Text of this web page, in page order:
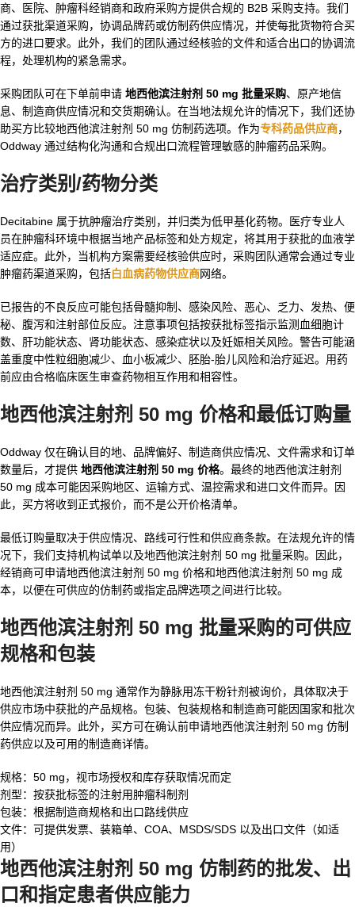
商、医院、肿瘤科经销商和政府采购方提供合规的 B2B 采购支持。我们
通过获批渠道采购，协调品牌药或仿制药供应情况，并使每批货物符合买
方的进口要求。此外，我们的团队通过经核验的文件和适合出口的协调流
程，处理机构的紧急需求。
采购团队可在下单前申请 地西他滨注射剂 50 mg 批量采购、原产地信
息、制造商供应情况和交货期确认。在当地法规允许的情况下，我们还协
助买方比较地西他滨注射剂 50 mg 仿制药选项。作为专科药品供应商，
Oddway 通过结构化沟通和合规出口流程管理敏感的肿瘤药品采购。
治疗类别/药物分类
Decitabine 属于抗肿瘤治疗类别，并归类为低甲基化药物。医疗专业人
员在肿瘤科环境中根据当地产品标签和处方规定，将其用于获批的血液学
适应症。此外，当机构方案需要经核验供应时，采购团队通常会通过专业
肿瘤药渠道采购，包括白血病药物供应商网络。
已报告的不良反应可能包括骨髓抑制、感染风险、恶心、乏力、发热、便
秘、腹泻和注射部位反应。注意事项包括按获批标签指示监测血细胞计
数、肝功能状态、肾功能状态、感染症状以及妊娠相关风险。警告可能涵
盖重度中性粒细胞减少、血小板减少、胚胎-胎儿风险和治疗延迟。用药
前应由合格临床医生审查药物相互作用和相容性。
地西他滨注射剂 50 mg 价格和最低订购量
Oddway 仅在确认目的地、品牌偏好、制造商供应情况、文件需求和订单
数量后，才提供 地西他滨注射剂 50 mg 价格。最终的地西他滨注射剂
50 mg 成本可能因采购地区、运输方式、温控需求和进口文件而异。因
此，买方将收到正式报价，而不是公开价格清单。
最低订购量取决于供应情况、路线可行性和供应商条款。在法规允许的情
况下，我们支持机构试单以及地西他滨注射剂 50 mg 批量采购。因此，
经销商可申请地西他滨注射剂 50 mg 价格和地西他滨注射剂 50 mg 成
本，以便在可供应的仿制药或指定品牌选项之间进行比较。
地西他滨注射剂 50 mg 批量采购的可供应
规格和包装
地西他滨注射剂 50 mg 通常作为静脉用冻干粉针剂被询价，具体取决于
供应市场中获批的产品规格。包装、包装规格和制造商可能因国家和批次
供应情况而异。此外，买方可在确认前申请地西他滨注射剂 50 mg 仿制
药供应以及可用的制造商详情。
规格：50 mg，视市场授权和库存获取情况而定
剂型：按获批标签的注射用肿瘤科制剂
包装：根据制造商规格和出口路线供应
文件：可提供发票、装箱单、COA、MSDS/SDS 以及出口文件（如适
用）
地西他滨注射剂 50 mg 仿制药的批发、出
口和指定患者供应能力